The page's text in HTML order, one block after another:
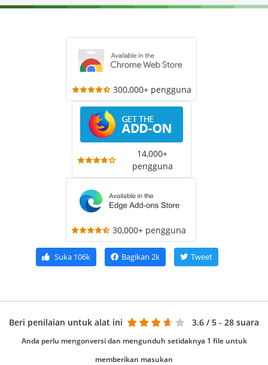
300,000+ pengguna
14,000+
pengguna
30,000+ pengguna
Suka106k Bagikan 2k Tweet
Beri penilaian untuk alat ini 3.6 / 5 - 28 suara
Anda perlu mengonversi dan mengunduh setidaknya 1 file untuk
memberikan masukan